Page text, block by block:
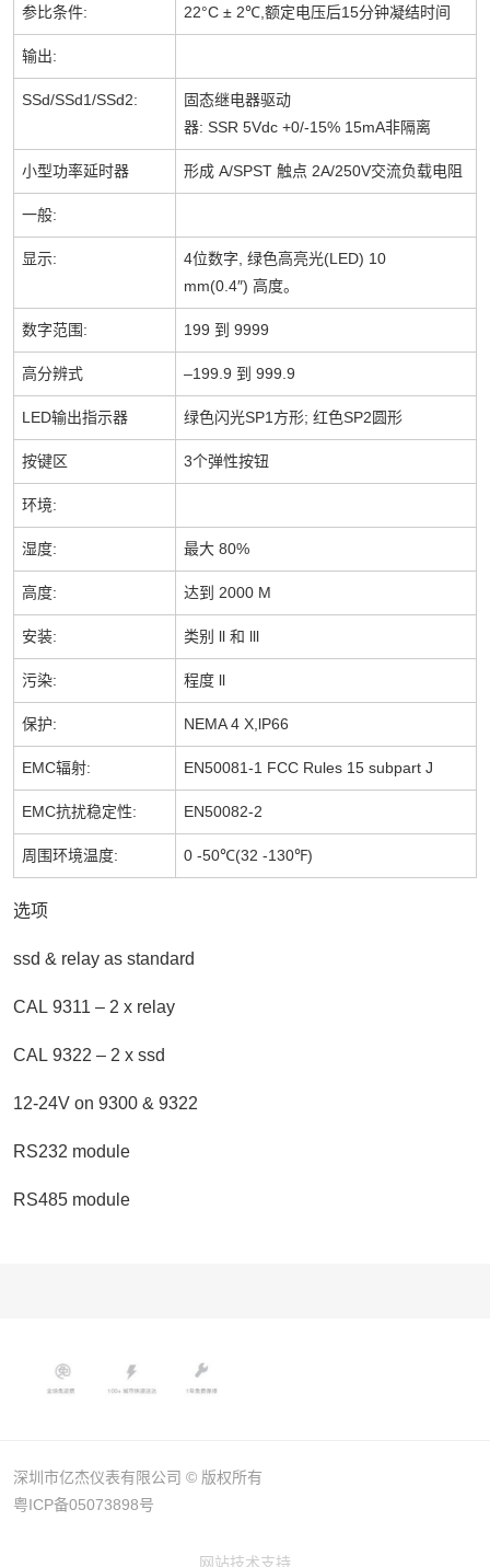
参比条件: 22°C ± 2℃, 额定电压后15分钟凝结时间
输出:
SSd/SSd1/SSd2:
固态继电器驱动
器: SSR 5Vdc +0/-15% 15mA非隔离
小型功率延时器 形成 A/SPST 触点 2A/250V交流负载电阻
一般:
显示: 4位数字 绿色高亮光(LED) 10
mm(0.4″) 高度。
数字范围: 199 到 9999
高分辨式 –199.9 到 999.9
LED输出指示器 绿色闪光SP1 方形; 红色SP2圆形
按键区 3个弹性按钮
环境:
湿度: 最大 80%
高度: 达到 2000 M
安装: 类别 ll 和 lll
污染: 程度 ll
保护: NEMA 4 X,lP66
EMC辐射: EN50081-1 FCC Rules 15 subpart J
EMC抗扰稳定性: EN50082-2
周围环境温度: 0 -50℃(32 -130℉)
选项
ssd & relay as standard
CAL 9311 – 2 x relay
CAL 9322 – 2 x ssd
12-24V on 9300 & 9322
RS232 module
RS485 module
深圳市亿杰仪表有限公司 © 版权所有
粤ICP备05073898号
网站技术支持